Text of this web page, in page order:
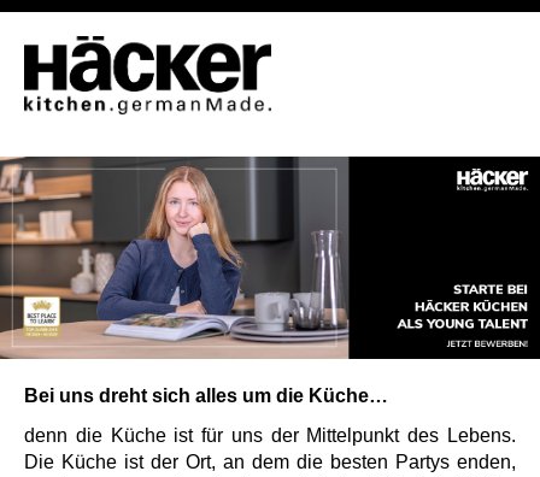
Bei uns dreht sich alles um die Küche…
denn die Küche ist für uns der Mittelpunkt des Lebens.
Die Küche ist der Ort, an dem die besten Partys enden,